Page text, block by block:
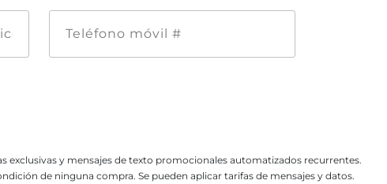
móvil
exclusivas y mensajes de texto promocionales automatizados recurrentes.
de ninguna compra. Se pueden aplicar tarifas de mensajes y datos.